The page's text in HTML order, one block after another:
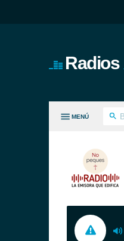
Radios
MENÚ